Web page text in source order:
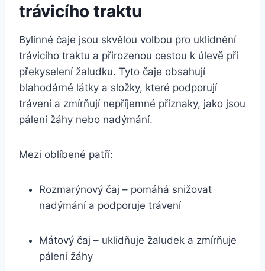
trávicího traktu
Bylinné čaje jsou skvělou volbou pro uklidnění
trávicího traktu a přirozenou cestou k úlevě při
překyselení žaludku. Tyto čaje obsahují
blahodárné látky a složky, které podporují
trávení a zmírňují nepříjemné příznaky, jako jsou
pálení žáhy nebo nadýmání.
Mezi oblíbené patří:
Rozmarýnový čaj – pomáhá snižovat
nadýmání a podporuje trávení
Mátový čaj – uklidňuje žaludek a zmírňuje
pálení žáhy